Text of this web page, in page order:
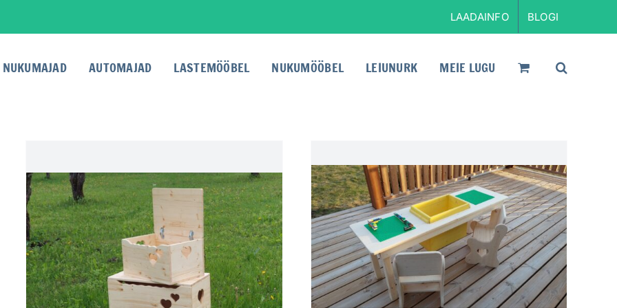
LAADAINFO BLOGI
NUKUMAJAD AUTOMAJAD LASTEMÖÖBEL NUKUMÖÖBEL LEIUNURK MEIE LUGU